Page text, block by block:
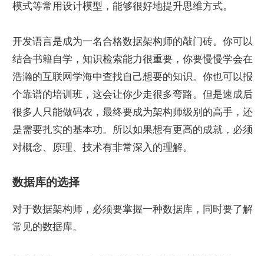
模式等常用设计模型，能够很好地提升思维方式。
开发语言是成为一名合格数据架构师的敲门砖。你可以
结合书籍自学，知识检索能力很重要，你要慢慢学会在
浩瀚的互联网学海中查找自己想要的知识。你也可以报
个靠谱的培训班，这会让你少走很多弯路。但是速成后
很多人只能做码农，最终要成为架构师级别的高手，还
是需要扎实的基本功。所以如果想有更高的成就，必须
对概念、原理、技术有非常深入的理解。
数据库的选择
对于数据架构师，必须要掌握一种数据库，同时要了解
常见的数据库。